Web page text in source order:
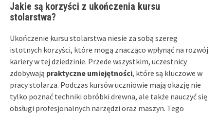
Jakie są korzyści z ukończenia kursu
stolarstwa?
Ukończenie kursu stolarstwa niesie za sobą szereg
istotnych korzyści, które mogą znacząco wpłynąć na rozwój
kariery w tej dziedzinie. Przede wszystkim, uczestnicy
zdobywają praktyczne umiejętności, które są kluczowe w
pracy stolarza. Podczas kursów uczniowie mają okazję nie
tylko poznać techniki obróbki drewna, ale także nauczyć się
obsługi profesjonalnych narzędzi oraz maszyn. Tego